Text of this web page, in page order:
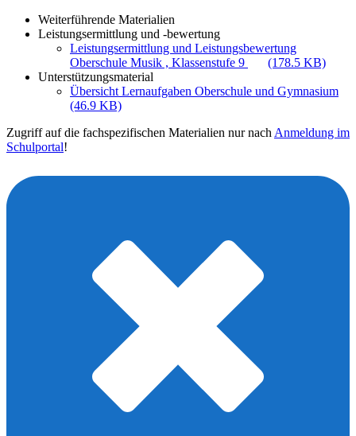
Weiterführende Materialien
Leistungsermittlung und -bewertung
Leistungsermittlung und Leistungsbewertung
Oberschule Musik , Klassenstufe 9
(178.5 KB)
Unterstützungsmaterial
Übersicht Lernaufgaben Oberschule und Gymnasium
(46.9 KB)
Zugriff auf die fachspezifischen Materialien nur nach Anmeldung im
Schulportal!